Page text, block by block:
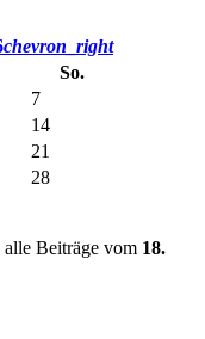
chevron_right
So.
7
14
21
28
Beiträge vom 18.